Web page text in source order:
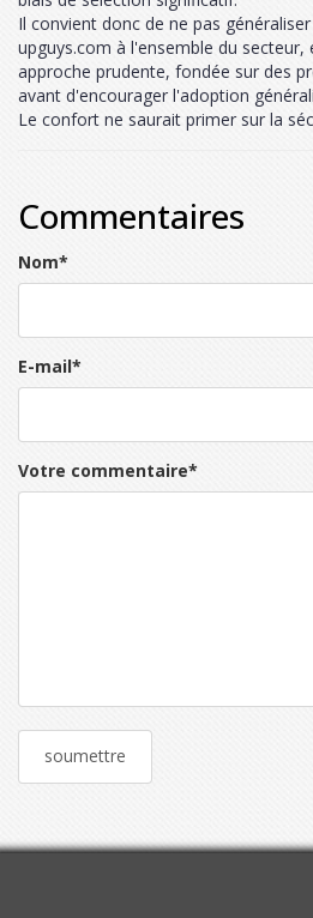
Il convient donc de ne pas
upguys.com à l'ensemble du secteur,
approche prudente, fondée sur des
avant d'encourager l'adoption
Le confort ne saurait primer sur la
Commentaires
Nom*
E-mail*
Votre commentaire*